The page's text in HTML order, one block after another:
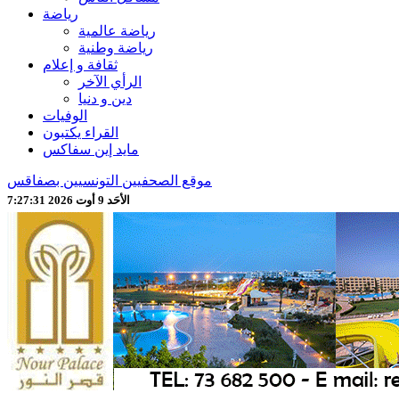
رياضة
رياضة عالمية
رياضة وطنية
ثقافة و إعلام
الرأي الآخر
دين و دنيا
الوفيات
القراء يكتبون
مايد إين سفاكس
موقع الصحفيين التونسيين بصفاقس
الأحَد 9 أوت 2026 7:27:33